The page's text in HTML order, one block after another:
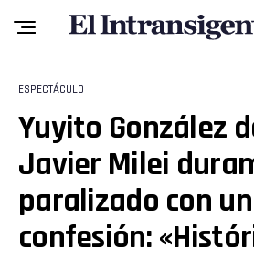
ESPECTÁCULO
Yuyito González
Javier Milei
paralizado con
confesión: